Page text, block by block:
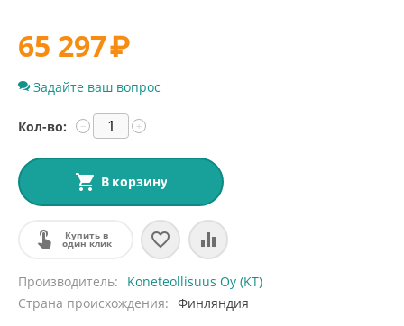
65 297₽
Задайте ваш вопрос
Кол-во: +
−
В корзину
Купить в
один клик
Производитель
Koneteollisuus Oy (KT)
Страна происхождения
Финляндия